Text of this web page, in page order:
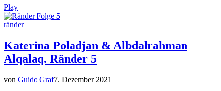
Play
Folge 5
ränder
Katerina Poladjan & Albdalrahman
Alqalaq. Ränder 5
von Guido Graf7. Dezember 2021